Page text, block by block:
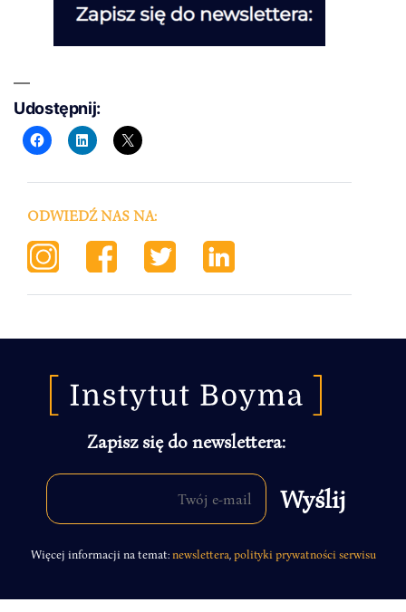
Udostępnij:
ODWIEDŹ NAS NA:
Zapisz się do newslettera:
Więcej informacji na temat:newslettera,polityki prywatności serwisu